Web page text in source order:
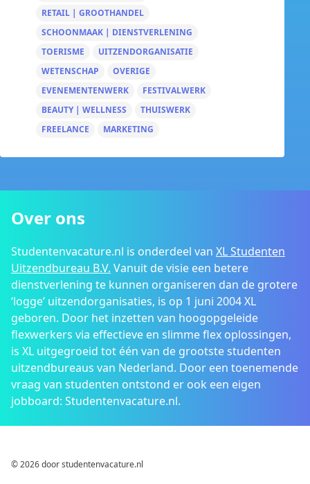
RETAIL | GROOTHANDEL
SCHOONMAAK | DIENSTVERLENING
TOERISME
UITZENDORGANISATIE
WETENSCHAP
OVERIGE
EVENEMENTENWERK
FESTIVALWERK
BEAUTY | WELLNESS
THUISWERK
FREELANCE
MARKETING
Over ons
Studentenvacature.nl is onderdeel van XL Studenten
Uitzendbureau B.V. Vanuit de visie een betere
dienstverlening te kunnen organiseren dan de grotere
‘logge’ uitzendorganisaties, is op 1 juni 2004 XL
geboren. Door het inzetten van hoogopgeleide
flexwerkers via effectieve en slimme flex oplossingen,
is XL uitgegroeid tot één van de grootste studenten
uitzendbureaus van Nederland. Door een toenemende
vraag van studenten ontstond er ook een eigen
jobboard: Studentenvacature.nl.
© 2026 door studentenvacature.nl